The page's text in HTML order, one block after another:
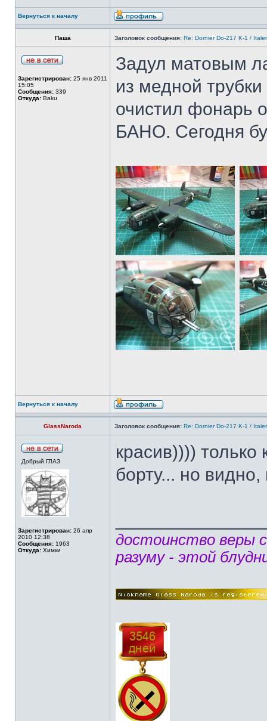
Вернуться к началу
Паша Заголовок сообщения: Re: Dornier Do-217 K-1 /
Зарегистрирован: 25 янв 2011
15:05
Сообщения: 339
Откуда: Baku
Задул матовым
из медной
очистил фонарь
БАНО. Сегодня
Вернуться к началу
GlassNaroda Заголовок сообщения: Re: Dornier Do-217 K-1 /
Добрый ГЛАЗ
Зарегистрирован: 26 апр
2010 12:38
Сообщения: 1963
Откуда: Химки
красив))))
борту... но
достоинство веры
разуму - этой